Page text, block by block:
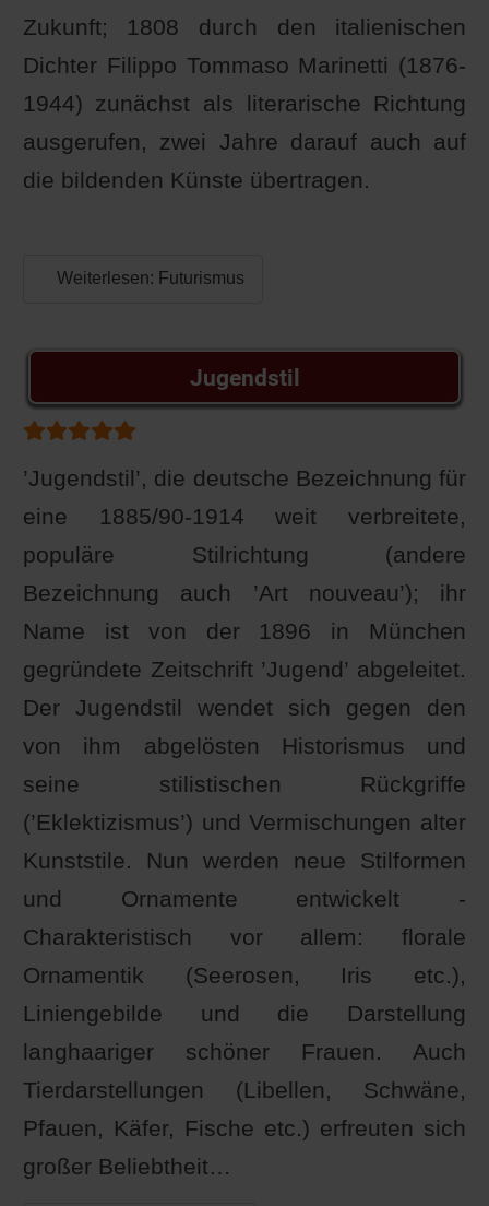
Zukunft; 1808 durch den italienischen
Dichter Filippo Tommaso Marinetti (1876-
1944) zunächst als literarische Richtung
ausgerufen, zwei Jahre darauf auch auf
die bildenden Künste übertragen.
Weiterlesen: Futurismus
Jugendstil
Bewertung:
’Jugendstil’, die deutsche Bezeichnung für
eine 1885/90-1914 weit verbreitete,
populäre Stilrichtung (andere
Bezeichnung auch ’Art nouveau’); ihr
Name ist von der 1896 in München
gegründete Zeitschrift ’Jugend’ abgeleitet.
Der Jugendstil wendet sich gegen den
von ihm abgelösten Historismus und
seine stilistischen Rückgriffe
(’Eklektizismus’) und Vermischungen alter
Kunststile. Nun werden neue Stilformen
und Ornamente entwickelt -
Charakteristisch vor allem: florale
Ornamentik (Seerosen, Iris etc.),
Liniengebilde und die Darstellung
langhaariger schöner Frauen. Auch
Tierdarstellungen (Libellen, Schwäne,
Pfauen, Käfer, Fische etc.) erfreuten sich
großer Beliebtheit…